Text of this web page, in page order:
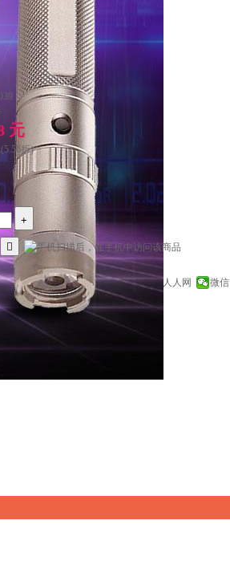
元
折)
+

空间 新浪微博 腾讯微博 人人网 微信